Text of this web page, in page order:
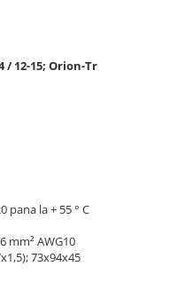
/ 12-15; Orion-Tr
pana la + 55 ° C
mm² AWG10
73x94x45